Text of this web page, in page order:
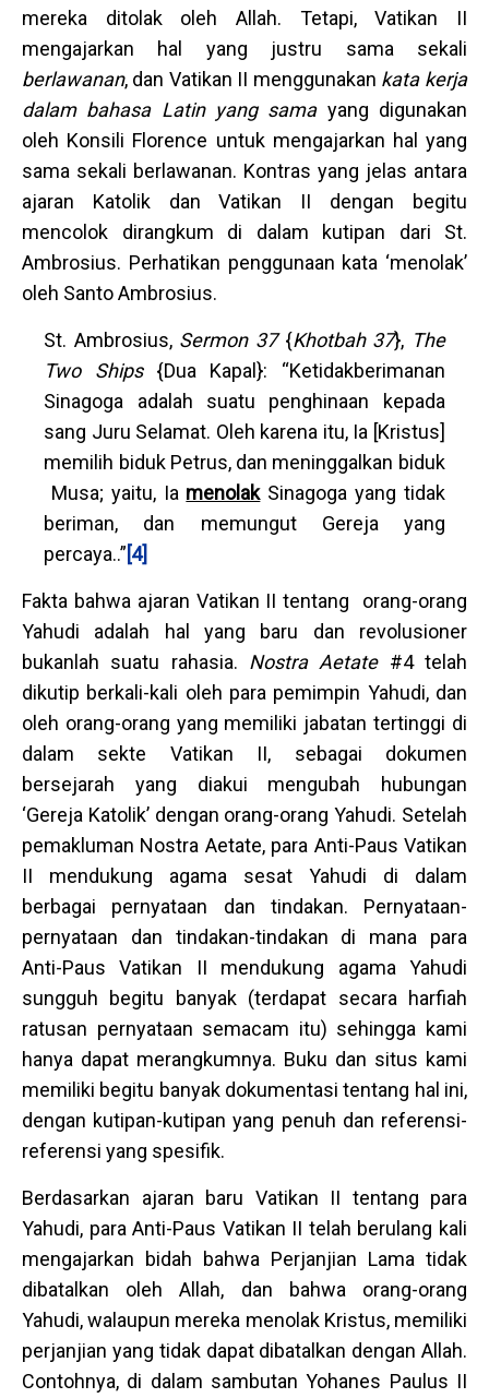
mereka ditolak oleh Allah. Tetapi, Vatikan II
mengajarkan hal yang justru sama sekali
berlawanan, dan Vatikan II menggunakan kata kerja
dalam bahasa Latin yang samayang digunakan
oleh Konsili Florence untuk mengajarkan hal yang
sama sekali berlawanan. Kontras yang jelas antara
ajaran Katolik dan Vatikan II dengan begitu
mencolok dirangkum di dalam kutipan dari St.
Ambrosius. Perhatikan penggunaan kata ‘menolak’
oleh Santo Ambrosius.
St. Ambrosius, Sermon 37 {Khotbah 37}, The
Two Ships{Dua Kapal}: “Ketidakberimanan
Sinagoga adalah suatu penghinaan kepada
sang Juru Selamat. Oleh karena itu, Ia [Kristus]
memilih biduk Petrus, dan meninggalkan biduk
Musa; yaitu, Ia menolakSinagoga yang tidak
beriman, dan memungut Gereja yang
percaya..”[4]
Fakta bahwa ajaran Vatikan II tentang orang-orang
Yahudi adalah hal yang baru dan revolusioner
bukanlah suatu rahasia. Nostra Aetate#4 telah
dikutip berkali-kali oleh para pemimpin Yahudi, dan
oleh orang-orang yang memiliki jabatan tertinggi di
dalam sekte Vatikan II, sebagai dokumen
bersejarah yang diakui mengubah hubungan
‘Gereja Katolik’ dengan orang-orang Yahudi. Setelah
pemakluman Nostra Aetate, para Anti-Paus Vatikan
II mendukung agama sesat Yahudi di dalam
berbagai pernyataan dan tindakan. Pernyataan-
pernyataan dan tindakan-tindakan di mana para
Anti-Paus Vatikan II mendukung agama Yahudi
sungguh begitu banyak (terdapat secara harfiah
ratusan pernyataan semacam itu) sehingga kami
hanya dapat merangkumnya. Buku dan situs kami
memiliki begitu banyak dokumentasi tentang hal ini,
dengan kutipan-kutipan yang penuh dan referensi-
referensi yang spesifik.
Berdasarkan ajaran baru Vatikan II tentang para
Yahudi, para Anti-Paus Vatikan II telah berulang kali
mengajarkan bidah bahwa Perjanjian Lama tidak
dibatalkan oleh Allah, dan bahwa orang-orang
Yahudi, walaupun mereka menolak Kristus, memiliki
perjanjian yang tidak dapat dibatalkan dengan Allah.
Contohnya, di dalam sambutan Yohanes Paulus II